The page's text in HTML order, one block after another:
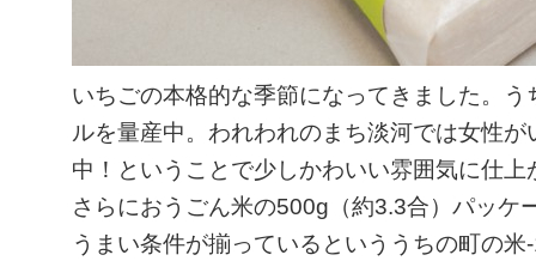
いちごの本格的な季節になってきました。う
ルを量産中。われわれのまち淡河では女性
中！ということで少しかわいい雰囲気に仕上
さらにおうごん米の500g（約3.3合）パッケ
うまい条件が揃っているといううちの町の